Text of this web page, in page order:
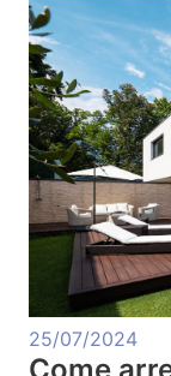
25/07/2024